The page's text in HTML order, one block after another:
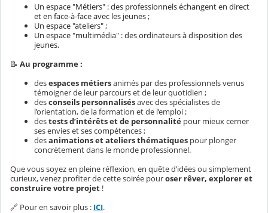
Un espace "Métiers" : des professionnels échangent en direct
et en face-à-face avec les jeunes ;
Un espace "ateliers" ;
Un espace "multimédia" : des ordinateurs à disposition des
jeunes.
📝 Au programme :
desespaces métiersanimés par des professionnels venus
témoigner de leur parcours et de leur quotidien ;
desconseils personnalisésavec des spécialistes de
l’orientation, de la formation et de l’emploi ;
destests d’intérêts et de personnalité pour mieux cerner
ses envies et ses compétences ;
desanimations et ateliers thématiques pour plonger
concrètement dans le monde professionnel.
Que vous soyez en pleine réflexion, en quête d’idées ou simplement
curieux, venez profiter de cette soirée pouroser rêver, explorer et
construire votre projet !
🔗 Pour en savoir plus : ICI.